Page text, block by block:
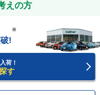
えの方
!
※
荷！
す